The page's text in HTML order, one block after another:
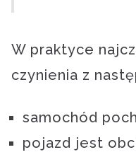
W praktyce
czynienia z
samochód
pojazd jest